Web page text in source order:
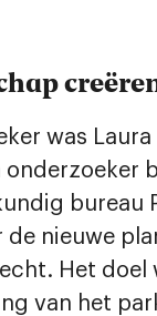
was Laura
bureau
de nieuwe
Het doel
van het